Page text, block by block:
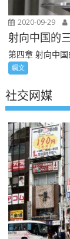
2020-09-29
射向中国的
第四章 射向中
網文
社交网媒